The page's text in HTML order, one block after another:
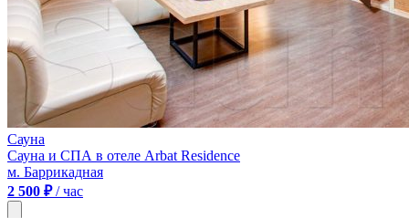
Сауна
Сауна и СПА в отеле Arbat Residence
м. Баррикадная
2 500 ₽/ час